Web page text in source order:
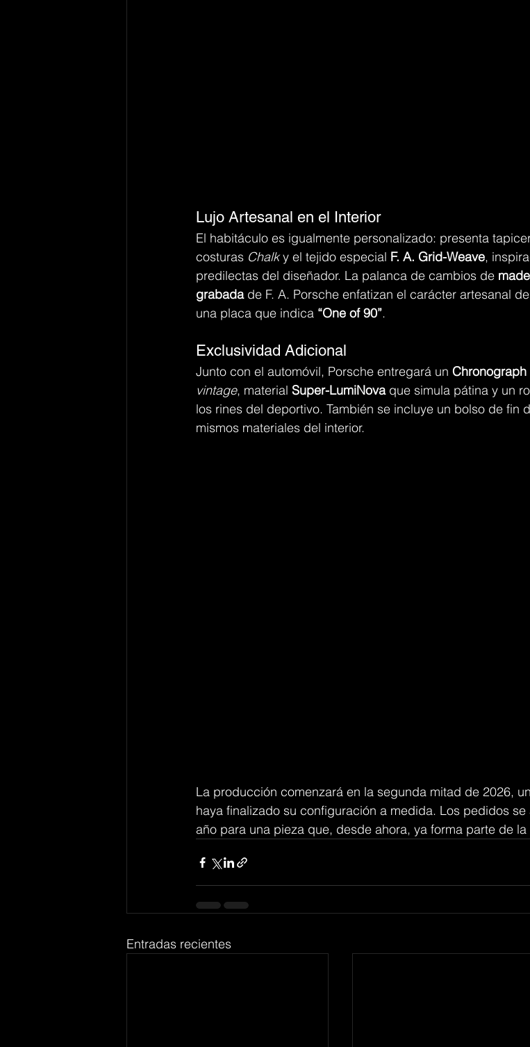
Lujo Artesanal en el Interior
El habitáculo es igualmente personalizado: presenta
costuras Chalk y el tejido especial F. A. Grid-Weave,
predilectas del diseñador. La palanca de cambios de
grabada de F. A. Porsche enfatizan el carácter artesanal
una placa que indica “One of 90”.
Exclusividad Adicional
Junto con el automóvil, Porsche entregará un
vintage, material Super-LumiNova que simula pátina y un
los rines del deportivo. También se incluye un bolso de fin
mismos materiales del interior.
La producción comenzará en la segunda mitad de 2026,
haya finalizado su configuración a medida. Los pedidos
año para una pieza que, desde ahora, ya forma parte de
Entradas recientes